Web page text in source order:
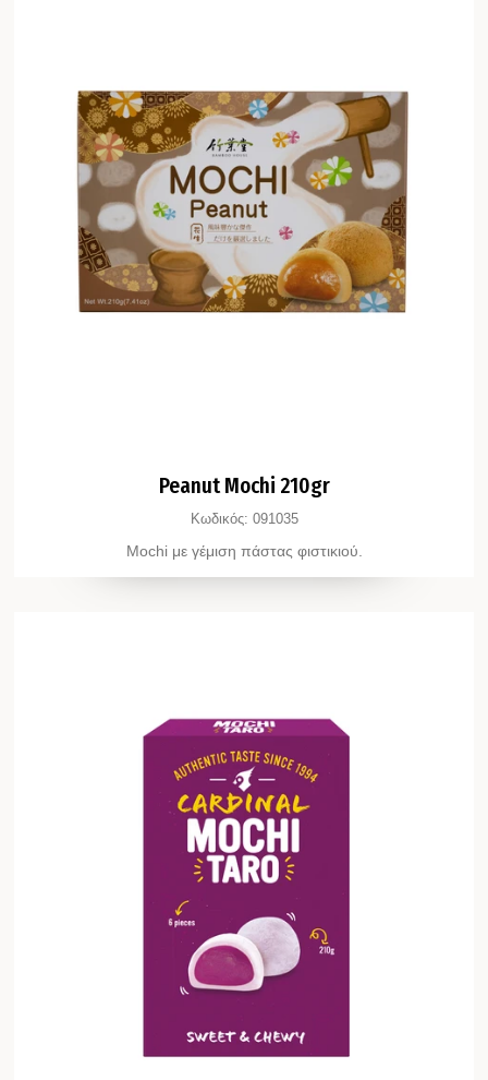
Peanut Mochi 210gr
Κωδικός: 091035
Μochi με γέμιση πάστας φιστικιού.